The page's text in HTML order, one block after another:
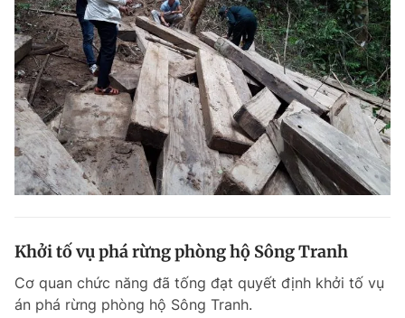
Khởi tố vụ phá rừng phòng hộ Sông Tranh
Cơ quan chức năng đã tống đạt quyết định khởi tố vụ
án phá rừng phòng hộ Sông Tranh.